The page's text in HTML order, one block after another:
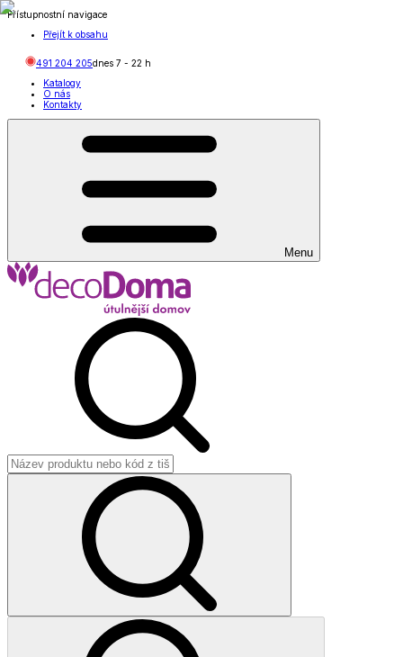
Přístupnostní navigace
Přejít k obsahu
491 204 205dnes 7 - 22 h
Katalogy
O nás
Kontakty
Menu